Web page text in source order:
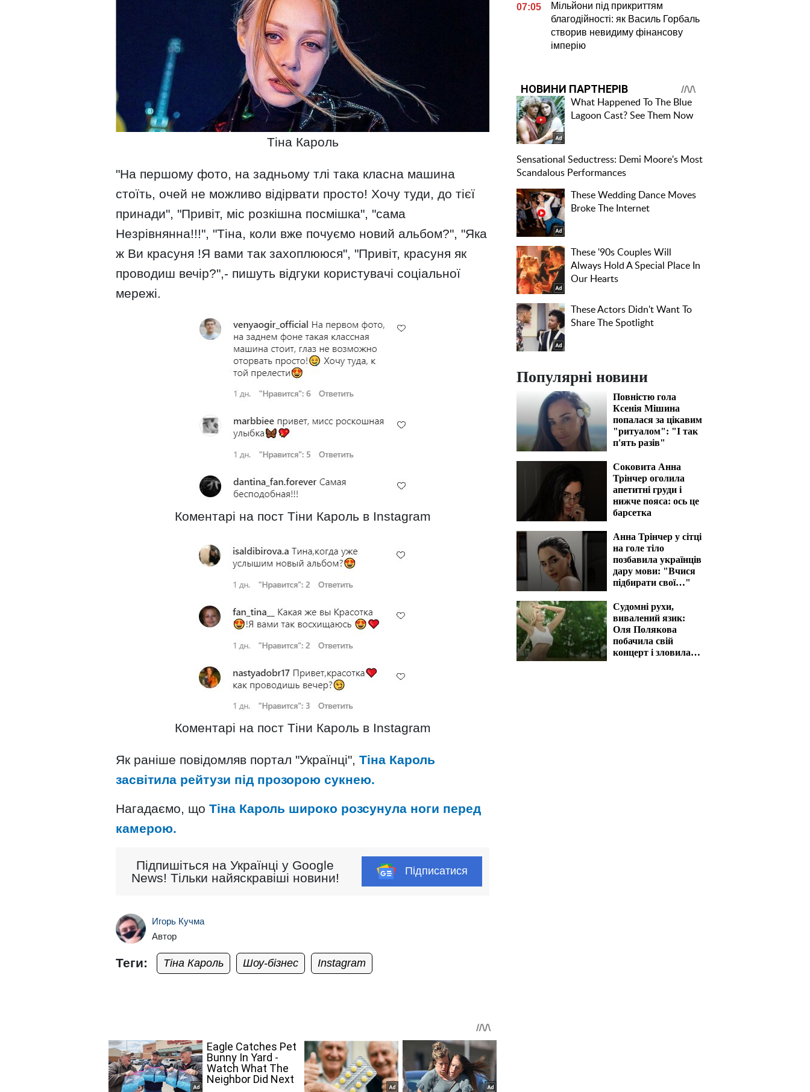
Тіна Кароль
"На першому фото, на задньому тлі така класна машина
стоїть, очей не можливо відірвати просто! Хочу туди, до тієї
принади", "Привіт, міс розкішна посмішка", "сама
Незрівнянна!!!", "Тіна, коли вже почуємо новий альбом?", "Яка
ж Ви красуня !Я вами так захоплююся", "Привіт, красуня як
проводиш вечір?",- пишуть відгуки користувачі соціальної
мережі.
Коментарі на пост Тіни Кароль в Instagram
Коментарі на пост Тіни Кароль в Instagram
Як раніше повідомляв портал "Українці", Тіна Кароль
засвітила рейтузи під прозорою сукнею.
Нагадаємо, що Тіна Кароль широко розсунула ноги перед
камерою.
Підпишіться на Українці у Google
News! Тільки найяскравіші новини!
Підписатися
Игорь Кучма
Автор
Теги: Тіна Кароль Шоу-бізнес Instagram
07:05
Мільйони під прикриттям
благодійності: як Василь Горбаль
створив невидиму фінансову
імперію
Популярні новини
Повністю гола
Ксенія Мішина
попалася за цікавим
"ритуалом": "І так
п'ять разів"
Соковита Анна
Трінчер оголила
апетитні груди і
нижче пояса: ось це
барсетка
Анна Трінчер у сітці
на голе тіло
позбавила українців
дару мови: "Вчися
підбирати свої…"
Судомні рухи,
вивалений язик:
Оля Полякова
побачила свій
концерт і зловила